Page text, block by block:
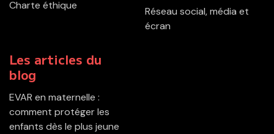
Charte éthique
Réseau social, média et
écran
Les articles du
blog
EVAR en maternelle :
comment protéger les
enfants dès le plus jeune